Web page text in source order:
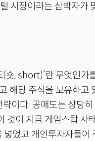
시장이라는 삼박자가
숏, short)’란 무엇인가
해당 주식을 보유하고
이다. 공매도는 상당
것이 지금 게임스탑 사
었고 개인투자자들이